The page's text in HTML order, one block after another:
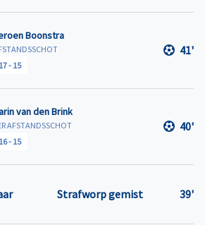
Boonstra
17- 15
41'
van den Brink
AFSTANDSSCHOT
16- 15
40'
Strafworp gemist 39'